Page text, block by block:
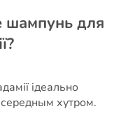
шампунь для
ідеально
середным хутром.